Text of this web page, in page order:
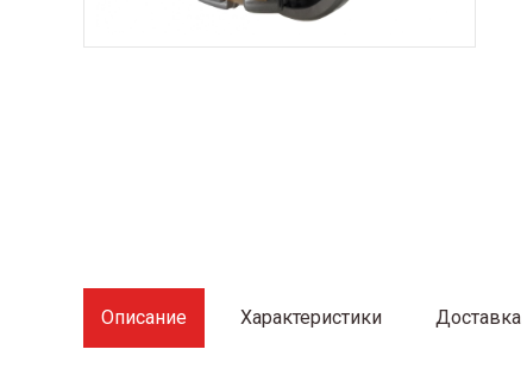
Описание Характеристики Доставка